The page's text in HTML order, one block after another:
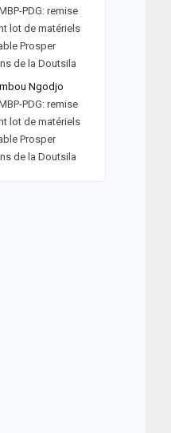
PDG: remise
lot de matériels
Prosper
de la Doutsila
Ngodjo
PDG: remise
lot de matériels
Prosper
de la Doutsila